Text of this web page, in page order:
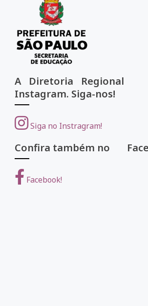
A Diretoria
Instagram. Siga-nos!
Siga no Instragram!
Confira também no
Facebook!